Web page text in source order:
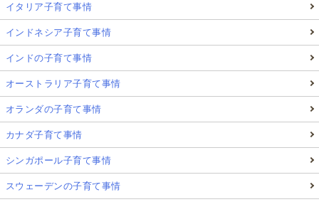
イタリア子育て事情
インドネシア子育て事情
インドの子育て事情
オーストラリア子育て事情
オランダの子育て事情
カナダ子育て事情
シンガポール子育て事情
スウェーデンの子育て事情